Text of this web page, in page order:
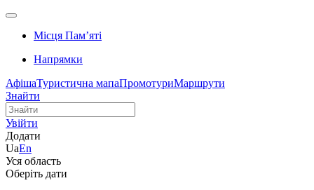
Місця Памʼяті
Напрямки
АфішаТуристична мапаПромотуриМаршрути
Знайти
Увійти
Додати
UaEn
Уся область
Оберіть дати